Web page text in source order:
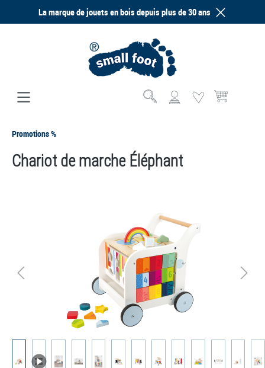
principalLa marque de jouets en bois depuis plus de 30 ans
Le panier
Promotions %
Chariot de marche Éléphant